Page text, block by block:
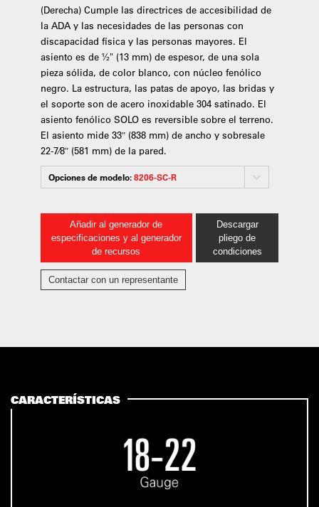
(Derecha) Cumple las directrices de accesibilidad de
la ADA y las necesidades de las personas con
discapacidad física y las personas mayores. El
asiento es de ½" (13 mm) de espesor, de una sola
pieza sólida, de color blanco, con núcleo fenólico
negro. La estructura, las patas de apoyo, las bridas y
el soporte son de acero inoxidable 304 satinado. El
asiento fenólico SOLO es reversible sobre el terreno.
El asiento mide 33″ (838 mm) de ancho y sobresale
22-7⁄8″ (581 mm) de la pared.
Opciones de modelo:8206-SC-R
Añadir al generador de
especificaciones y al generador
de recursos
Descargar
pliego de
condiciones
Contactar con un representante
CARACTERÍSTICAS